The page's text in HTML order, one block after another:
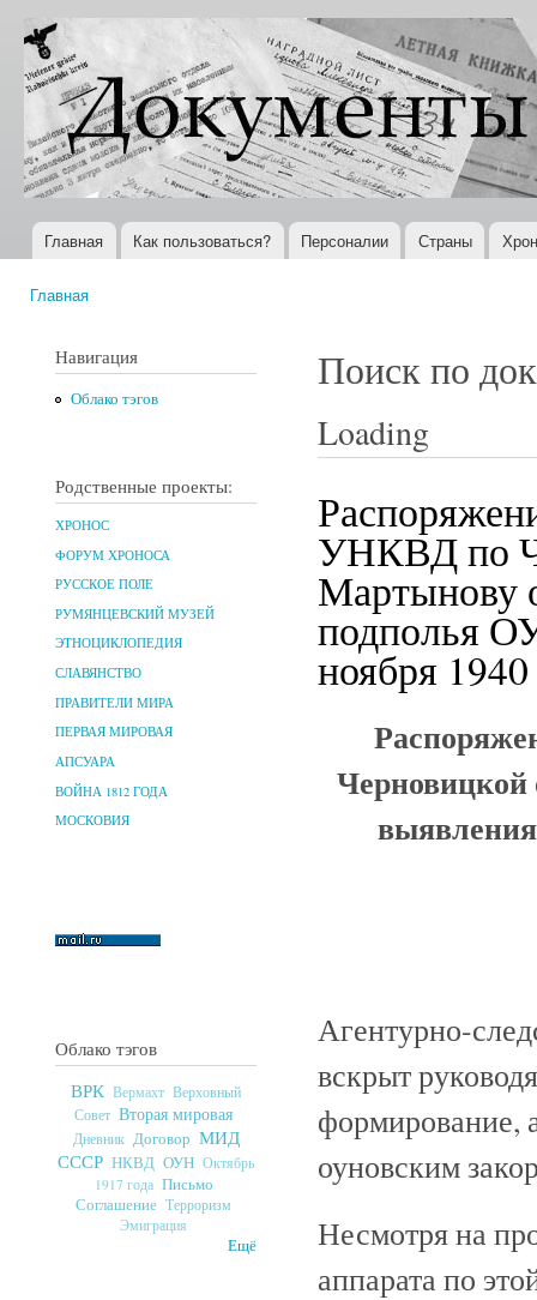
Документы
XX века
Всемирная
история в
Интернете
Главное меню
Главная Как пользоваться? Персоналии Страны
Главная
Навигация
Облако тэгов
Родственные проекты:
ХРОНОС
ФОРУМ ХРОНОСА
РУССКОЕ ПОЛЕ
РУМЯНЦЕВСКИЙ МУЗЕЙ
ЭТНОЦИКЛОПЕДИЯ
СЛАВЯНСТВО
ПРАВИТЕЛИ МИРА
ПЕРВАЯ МИРОВАЯ
АПСУАРА
ВОЙНА 1812 ГОДА
МОСКОВИЯ
Облако тэгов
ВРК Вермахт Верховный
Совет Вторая мировая
Дневник Договор МИД
СССР НКВД ОУН Октябрь
1917 года Письмо
Соглашение Терроризм
Эмиграция
Ещё
Поиск по
Loading
УНКВД по
Мартынову
подполья
ноября 1940
Черновицкой
Агентурно-
вскрыт
формирование,
оуновским
Несмотря на
аппарата по